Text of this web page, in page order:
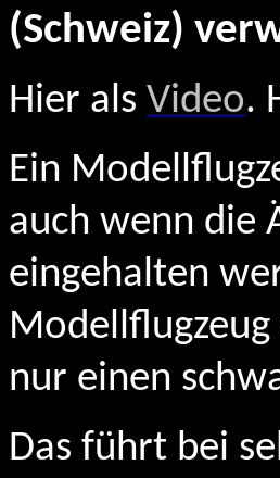
(Schweiz)
Hier als Video.
Ein
auch wenn die
eingehalten
nur einen
Das führt bei